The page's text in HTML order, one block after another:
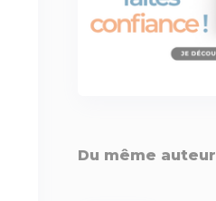
Du même auteur